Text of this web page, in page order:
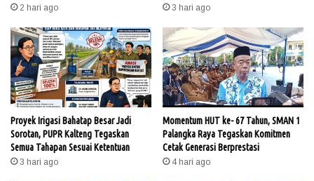
2 hari ago 3 hari ago
Proyek Irigasi Bahatap Besar Jadi
Sorotan, PUPR Kalteng Tegaskan
Semua Tahapan Sesuai Ketentuan
3 hari ago
Momentum HUT ke- 67 Tahun, SMAN 1
Palangka Raya Tegaskan Komitmen
Cetak Generasi Berprestasi
4 hari ago